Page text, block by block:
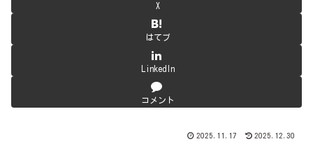
X
はてブ
LinkedIn
コメント
2025.11.17 2025.12.30